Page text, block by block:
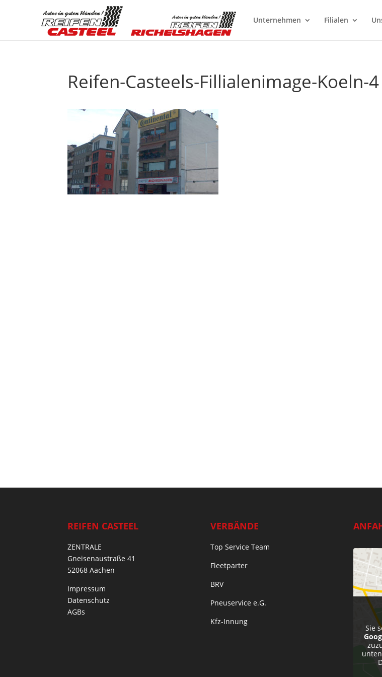
Unternehmen Filialen
Reifen-Casteels-Fillialenimage-Koeln-4
REIFEN CASTEEL
ZENTRALE
Gneisenaustraße 41
52068 Aachen
Impressum
Datenschutz
AGBs
VERBÄNDE
Top Service Team
Fleetparter
BRV
Pneuservice e.G.
Kfz-Innung
Sie